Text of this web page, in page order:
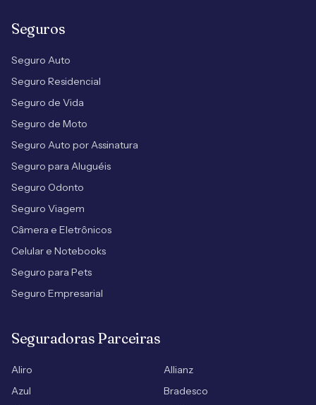
Seguros
Seguro Auto
Seguro Residencial
Seguro de Vida
Seguro de Moto
Seguro Auto por Assinatura
Seguro para Aluguéis
Seguro Odonto
Seguro Viagem
Câmera e Eletrônicos
Celular e Notebooks
Seguro para Pets
Seguro Empresarial
Seguradoras Parceiras
Aliro
Allianz
Azul
Bradesco